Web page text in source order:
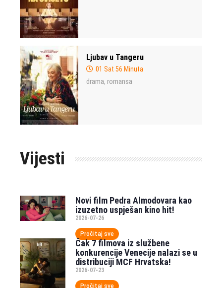
Ljubav u Tangeru
01 Sat 56 Minuta
drama, romansa
Vijesti
Novi film Pedra Almodovara kao
izuzetno uspješan kino hit!
2026-07-26
Pročitaj sve
Čak 7 filmova iz službene
konkurencije Venecije nalazi se u
distribuciji MCF Hrvatska!
2026-07-23
Pročitaj sve